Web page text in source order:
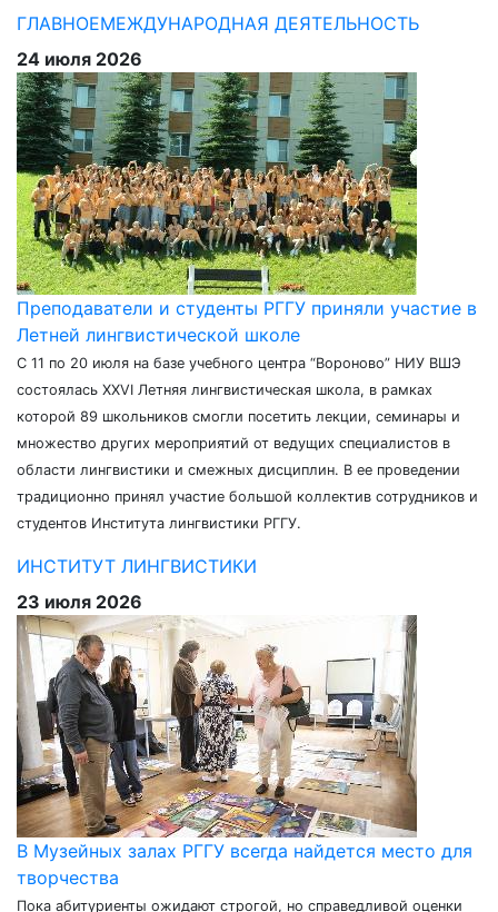
ГЛАВНОЕМЕЖДУНАРОДНАЯ ДЕЯТЕЛЬНОСТЬ
24 июля 2026
Преподаватели и студенты РГГУ приняли участие в
Летней лингвистической школе
С 11 по 20 июля на базе учебного центра “Вороново” НИУ ВШЭ
состоялась XXVI Летняя лингвистическая школа, в рамках
которой 89 школьников смогли посетить лекции, семинары и
множество других мероприятий от ведущих специалистов в
области лингвистики и смежных дисциплин. В ее проведении
традиционно принял участие большой коллектив сотрудников и
студентов Института лингвистики РГГУ.
ИНСТИТУТ ЛИНГВИСТИКИ
23 июля 2026
В Музейных залах РГГУ всегда найдется место для
творчества
Пока абитуриенты ожидают строгой, но справедливой оценки